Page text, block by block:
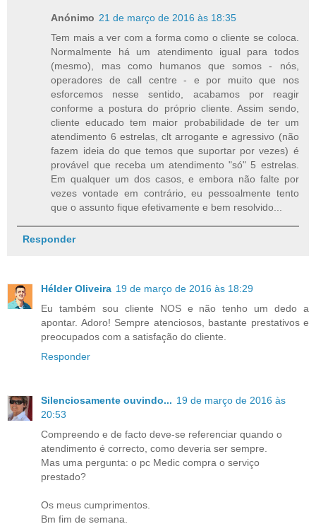
Anónimo 21 de março de 2016 às 18:35
Tem mais a ver com a forma como o cliente se coloca.
Normalmente há um atendimento igual para todos
(mesmo), mas como humanos que somos - nós,
operadores de call centre - e por muito que nos
esforcemos nesse sentido, acabamos por reagir
conforme a postura do próprio cliente. Assim sendo,
cliente educado tem maior probabilidade de ter um
atendimento 6 estrelas, clt arrogante e agressivo (não
fazem ideia do que temos que suportar por vezes) é
provável que receba um atendimento "só" 5 estrelas.
Em qualquer um dos casos, e embora não falte por
vezes vontade em contrário, eu pessoalmente tento
que o assunto fique efetivamente e bem resolvido...
Responder
Hélder Oliveira 19 de março de 2016 às 18:29
Eu também sou cliente NOS e não tenho um dedo a
apontar. Adoro! Sempre atenciosos, bastante prestativos e
preocupados com a satisfação do cliente.
Responder
Silenciosamente ouvindo... 19 de março de 2016 às
20:53
Compreendo e de facto deve-se referenciar quando o
atendimento é correcto, como deveria ser sempre.
Mas uma pergunta: o pc Medic compra o serviço
prestado?
Os meus cumprimentos.
Bm fim de semana.